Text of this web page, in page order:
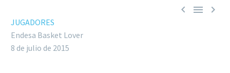
  
JUGADORES
Endesa Basket Lover
8 de julio de 2015